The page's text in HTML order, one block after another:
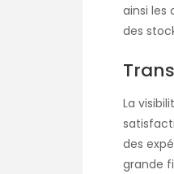
ainsi les
des
La
des
grande